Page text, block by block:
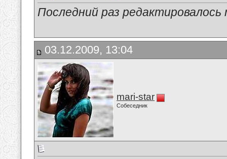
Последний раз
03.12.2009, 13:04
mari-star
Собеседник